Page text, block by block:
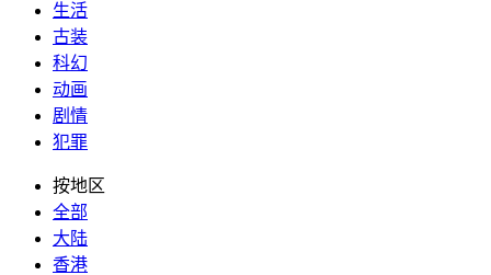
生活
古装
科幻
动画
剧情
犯罪
按地区
全部
大陆
香港